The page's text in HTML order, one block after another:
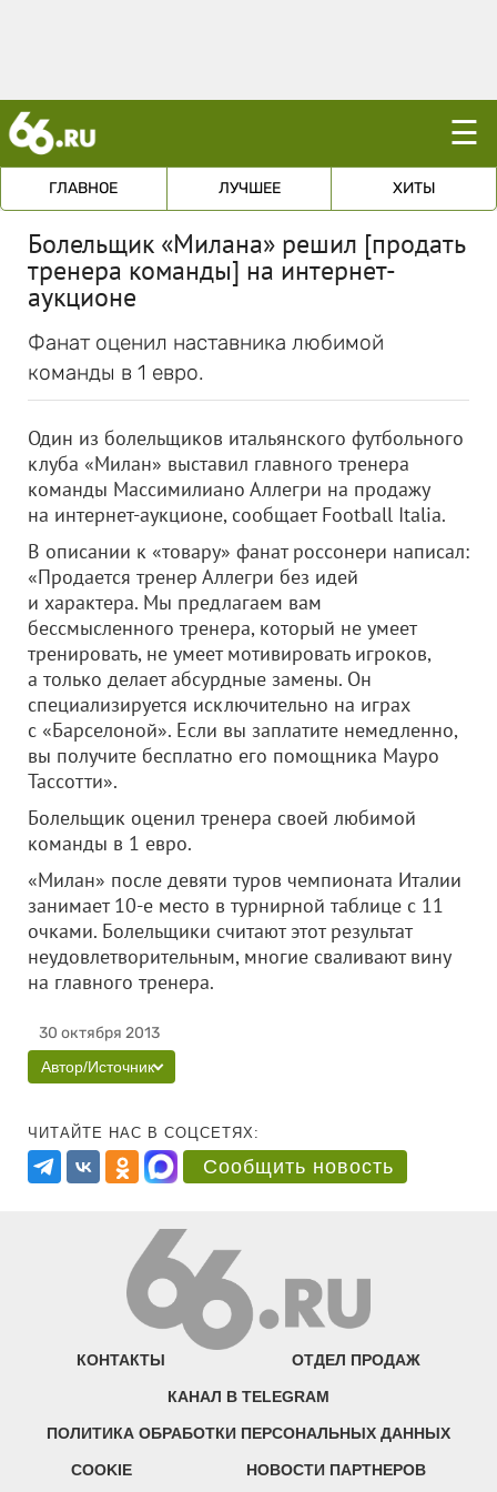
☰
ГЛАВНОЕ ЛУЧШЕЕ ХИТЫ
Болельщик «Милана» решил [продать
тренера команды] на интернет-
аукционе
Фанат оценил наставника любимой
команды в 1 евро.
Один из болельщиков итальянского футбольного
клуба «Милан» выставил главного тренера
команды Массимилиано Аллегри на продажу
на интернет-аукционе, сообщает Football Italia.
В описании к «товару» фанат россонери написал:
«Продается тренер Аллегри без идей
и характера. Мы предлагаем вам
бессмысленного тренера, который не умеет
тренировать, не умеет мотивировать игроков,
а только делает абсурдные замены. Он
специализируется исключительно на играх
с «Барселоной». Если вы заплатите немедленно,
вы получите бесплатно его помощника Мауро
Тассотти».
Болельщик оценил тренера своей любимой
команды в 1 евро.
«Милан» после девяти туров чемпионата Италии
занимает 10-е место в турнирной таблице с 11
очками. Болельщики считают этот результат
неудовлетворительным, многие сваливают вину
на главного тренера.
30 октября 2013
Автор/Источник
ЧИТАЙТЕ НАС В СОЦСЕТЯХ:
Сообщить новость
КОНТАКТЫ ОТДЕЛ ПРОДАЖ
КАНАЛ В TELEGRAM
ПОЛИТИКА ОБРАБОТКИ ПЕРСОНАЛЬНЫХ ДАННЫХ
COOKIE НОВОСТИ ПАРТНЕРОВ